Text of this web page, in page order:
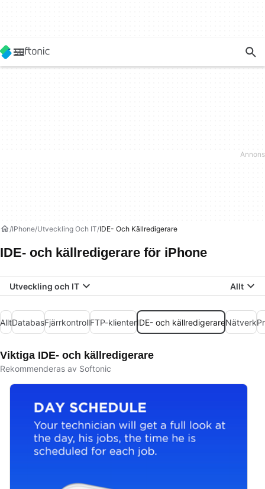
IPhone Utveckling Och IT IDE- Och Källredigerare
IDE- och källredigerare för iPhone
Utveckling och IT Allt
AlltDatabasFjärrkontrollFTP-klienterIDE- och källredigerareNätverk
Viktiga IDE- och källredigerare
Rekommenderas av Softonic